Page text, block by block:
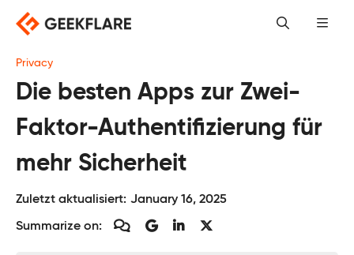
Skip
content
Privacy
Die besten Apps zur Zwei-
Faktor-Authentifizierung für
mehr Sicherheit
Zuletzt aktualisiert: January 16, 2025
Summarize on: